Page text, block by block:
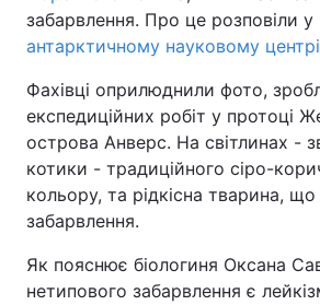
Спорт Наука
Техно і зв'язок
Зброя
Здоров'я
Цікавинки Погода
забарвлення. Про це розповіли у
антарктичному науковому
Фахівці оприлюднили фото,
експедиційних робіт у протоці
острова Анверс. На світлинах -
котики - традиційного сіро-
кольору, та рідкісна тварина,
забарвлення.
Як пояснює біологиня Оксана
нетипового забарвлення є